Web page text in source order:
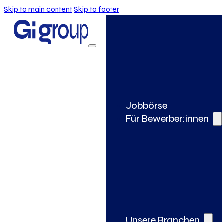
Skip to main contentSkip to footer
Jobbörse
Für Bewerber:innen